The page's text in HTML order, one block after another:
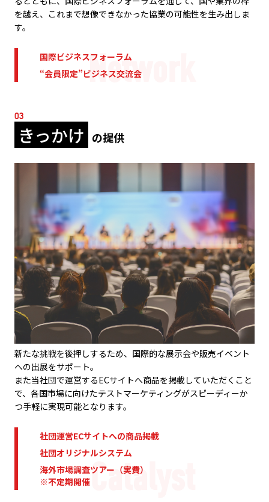
を越え、これまで想像できなかった協業の可能性を生み出しま
す。
国際ビジネスフォーラム
“会員限定”ビジネス交流会
03
きっかけ の提供
新たな挑戦を後押しするため、国際的な展示会や販売イベント
への出展をサポート。
また当社団で運営するECサイトへ商品を掲載していただくこと
で、各国市場に向けたテストマーケティングがスピーディーか
つ手軽に実現可能となります。
社団運営ECサイトへの商品掲載
社団オリジナルシステム
海外市場調査ツアー（実費）
※不定期開催